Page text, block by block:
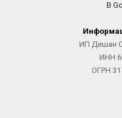
В
ИП Дешан
ИНН
ОГРН